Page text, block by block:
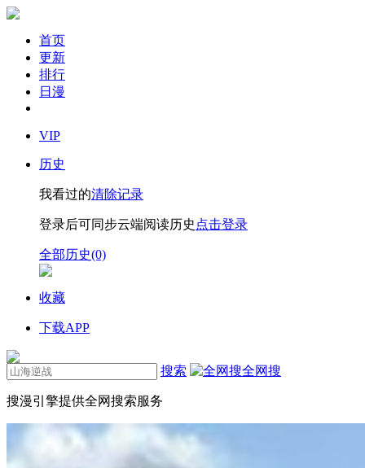
首页
更新
排行
日漫
VIP
历史
我看过的清除记录
登录后可同步云端阅读历史 点击登录
全部历史(0)
收藏
下载APP
搜索 全网搜
搜漫引擎提供全网搜索服务